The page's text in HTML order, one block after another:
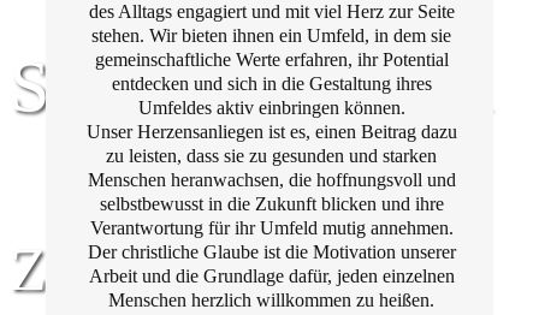
Stern im Norden
Zentrum für
des Alltags engagiert und mit viel Herz zur Seite
stehen. Wir bieten ihnen ein Umfeld, in dem sie
gemeinschaftliche Werte erfahren, ihr Potential
entdecken und sich in die Gestaltung ihres
Umfeldes aktiv einbringen können.
Unser Herzensanliegen ist es, einen Beitrag dazu
zu leisten, dass sie zu gesunden und starken
Menschen heranwachsen, die hoffnungsvoll und
selbstbewusst in die Zukunft blicken und ihre
Verantwortung für ihr Umfeld mutig annehmen.
Der christliche Glaube ist die Motivation unserer
Arbeit und die Grundlage dafür, jeden einzelnen
Menschen herzlich willkommen zu heißen.